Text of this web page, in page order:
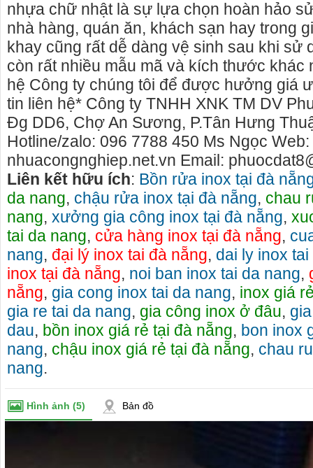
nhựa chữ nhật là sự lựa chọn hoàn hảo
nhà hàng, quán ăn, khách sạn hay trong
khay cũng rất dễ dàng vệ sinh sau khi sử
còn rất nhiều mẫu mã và kích thước khác
hệ Công ty chúng tôi để được hưởng giá
tin liên hệ* Công ty TNHH XNK TM DV
Đg DD6, Chợ An Sương, P.Tân Hưng
Hotline/zalo: 096 7788 450 Ms Ngọc
nhuacongnghiep.net.vn Email:
Liên kết hữu ích: Bồn rửa inox tại đà
da nang, chậu rửa inox tại đà nẵng, chau
nang, xưởng gia công inox tại đà nẵng,
tai da nang, cửa hàng inox tại đà nẵng,
nang, đại lý inox tai đà nẵng, dai ly inox
inox tại đà nẵng, noi ban inox tai da nang,
nẵng, gia cong inox tai da nang, inox giá
gia re tai da nang, gia công inox ở đâu,
dau, bồn inox giá rẻ tại đà nẵng, bon inox
nang, chậu inox giá rẻ tại đà nẵng, chau
nang.
Hình ảnh (5) Bản đồ